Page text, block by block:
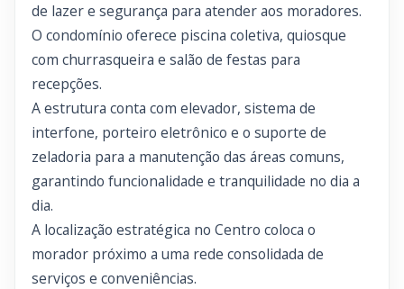
de lazer e segurança para atender aos moradores.
O condomínio oferece piscina coletiva, quiosque
com churrasqueira e salão de festas para
recepções.
A estrutura conta com elevador, sistema de
interfone, porteiro eletrônico e o suporte de
zeladoria para a manutenção das áreas comuns,
garantindo funcionalidade e tranquilidade no dia a
dia.
A localização estratégica no Centro coloca o
morador próximo a uma rede consolidada de
serviços e conveniências.